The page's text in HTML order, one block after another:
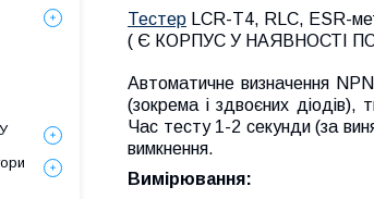
Тестер LCR-T4, RLC, ESR-
( Є КОРПУС У НАЯВНОСТІ ПО
Автоматичне визначення
(зокрема і здвоєних діодів),
Час тесту 1-2 секунди (за
вимкнення.
Вимірювання: